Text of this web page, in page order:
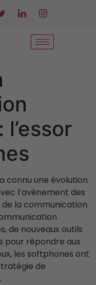
l’essor
connu une évolution
l’avènement des
la communication.
de nouveaux outils
pour répondre aux
les softphones ont
de